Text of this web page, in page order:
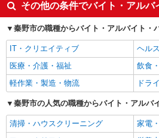
その他の条件でバイト・アルバ
秦野市の職種からバイト・アルバイト・
IT・クリエイティブ
ヘル
医療・介護・福祉
飲食
軽作業・製造・物流
ドラ
秦野市の人気の職種からバイト・アルバ
清掃・ハウスクリーニング
家電